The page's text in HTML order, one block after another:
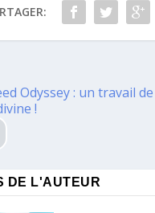
Odyssey : un travail
!
DE L'AUTEUR